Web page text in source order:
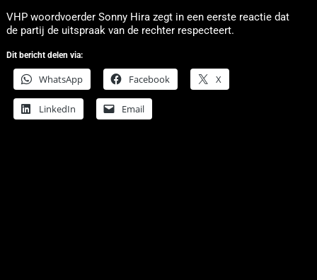
VHP woordvoerder Sonny Hira zegt in een eerste reactie dat
de partij de uitspraak van de rechter respecteert.
Dit bericht delen via:
WhatsApp Facebook X
LinkedIn Email